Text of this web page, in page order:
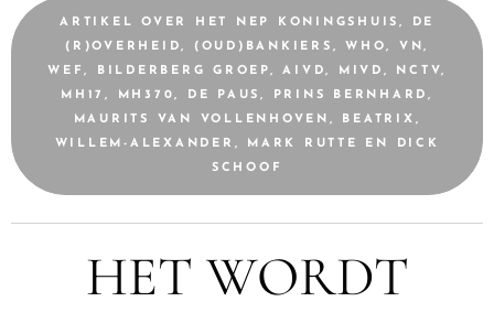
ARTIKEL OVER HET NEP KONINGSHUIS, DE
(R)OVERHEID, (OUD)BANKIERS, WHO, VN,
WEF, BILDERBERG GROEP, AIVD, MIVD, NCTV,
MH17, MH370, DE PAUS, PRINS BERNHARD,
MAURITS VAN VOLLENHOVEN, BEATRIX,
WILLEM-ALEXANDER, MARK RUTTE EN DICK
SCHOOF
HET WORDT